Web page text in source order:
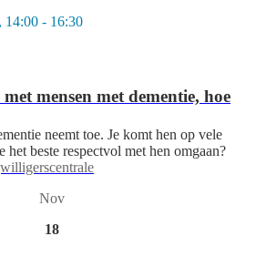
- 16:30
mensen met dementie, hoe
neemt toe. Je komt hen op vele
beste respectvol met hen omgaan?
Nov
18